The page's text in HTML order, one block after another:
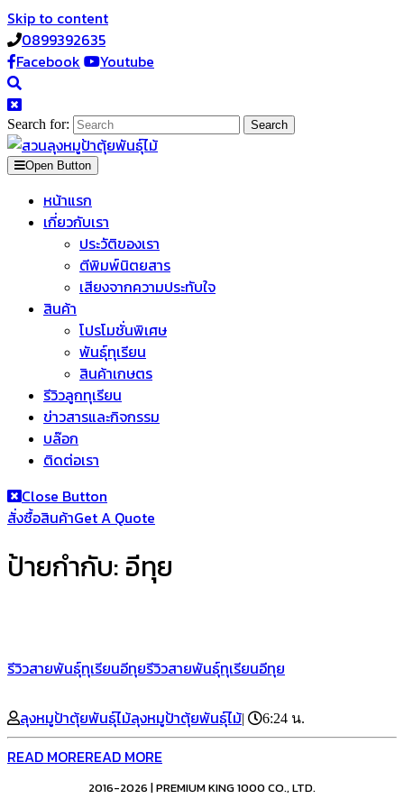
Skip to content
0899392635
Facebook
Youtube
Search for:
Open Button
หน้าแรก
เกี่ยวกับเรา
ประวัติของเรา
ตีพิมพ์นิตยสาร
เสียงจากความประทับใจ
สินค้า
โปรโมชั่นพิเศษ
พันธุ์ทุเรียน
สินค้าเกษตร
รีวิวลูกทุเรียน
ข่าวสารและกิจกรรม
บล๊อก
ติดต่อเรา
Close Button
สั่งซื้อสินค้าGet A Quote
ป้ายกำกับ: อีทุย
รีวิวสายพันธุ์ทุเรียนอีทุยรีวิวสายพันธุ์ทุเรียนอีทุย
ลุงหมูป้าตุ้ยพันธุ์ไม้ลุงหมูป้าตุ้ยพันธุ์ไม้| 6:24 น.
READ MOREREAD MORE
2016-2026 | PREMIUM KING 1000 CO., LTD.